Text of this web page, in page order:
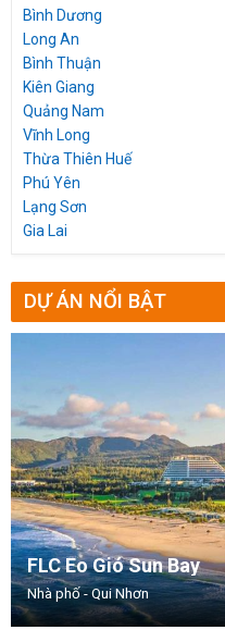
Bình Dương
Long An
Bình Thuận
Kiên Giang
Quảng Nam
Vĩnh Long
Thừa Thiên Huế
Phú Yên
Lạng Sơn
Gia Lai
DỰ ÁN NỔI BẬT
FLC Eo Gió Sun Bay
Nhà phố - Qui Nhơn